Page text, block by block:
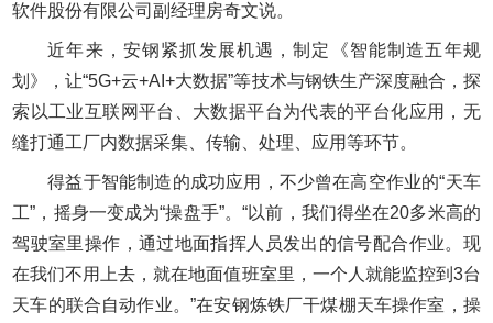
软件股份有限公司副经理房奇文说。
近年来，安钢紧抓发展机遇，制定《智能制造五年规
划》，让“5G+云+AI+大数据”等技术与钢铁生产深度融合，探
索以工业互联网平台、大数据平台为代表的平台化应用，无
缝打通工厂内数据采集、传输、处理、应用等环节。
得益于智能制造的成功应用，不少曾在高空作业的“天车
工”，摇身一变成为“操盘手”。“以前，我们得坐在20多米高的
驾驶室里操作，通过地面指挥人员发出的信号配合作业。现
在我们不用上去，就在地面值班室里，一个人就能监控到3台
天车的联合自动作业。”在安钢炼铁厂干煤棚天车操作室，操